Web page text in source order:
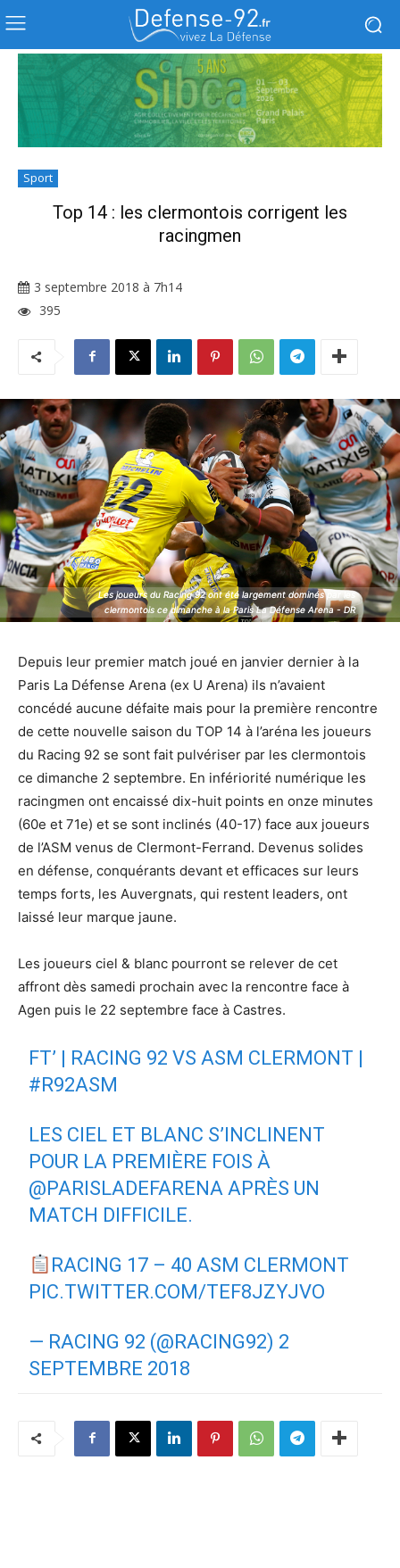
Sport
Top 14 : les clermontois corrigent les
racingmen
3 septembre 2018 à 7h14
395
Les joueurs du Racing 92 ont été largement dominés par les
clermontois ce dimanche à la Paris La Défense Arena - DR
Les joueurs du Racing 92 ont été largement dominés par les
clermontois ce dimanche à la Paris La Défense Arena - DR
Depuis leur premier match joué en janvier dernier à la
Paris La Défense Arena (ex U Arena) ils n’avaient
concédé aucune défaite mais pour la première rencontre
de cette nouvelle saison du TOP 14 à l’aréna les joueurs
du Racing 92 se sont fait pulvériser par les clermontois
ce dimanche 2 septembre. En infériorité numérique les
racingmen ont encaissé dix-huit points en onze minutes
(60e et 71e) et se sont inclinés (40-17) face aux joueurs
de l’ASM venus de Clermont-Ferrand. Devenus solides
en défense, conquérants devant et efficaces sur leurs
temps forts, les Auvergnats, qui restent leaders, ont
laissé leur marque jaune.
Les joueurs ciel & blanc pourront se relever de cet
affront dès samedi prochain avec la rencontre face à
Agen puis le 22 septembre face à Castres.
FT’ | RACING 92 VS ASM CLERMONT |
#R92ASM
LES CIEL ET BLANC S’INCLINENT
POUR LA PREMIÈRE FOIS À
@PARISLADEFARENA APRÈS UN
MATCH DIFFICILE.
RACING 17 – 40 ASM CLERMONT
PIC.TWITTER.COM/TEF8JZYJVO
— RACING 92 (@RACING92) 2
SEPTEMBRE 2018